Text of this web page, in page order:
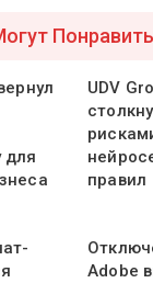
для
UDV
правил
Adobe